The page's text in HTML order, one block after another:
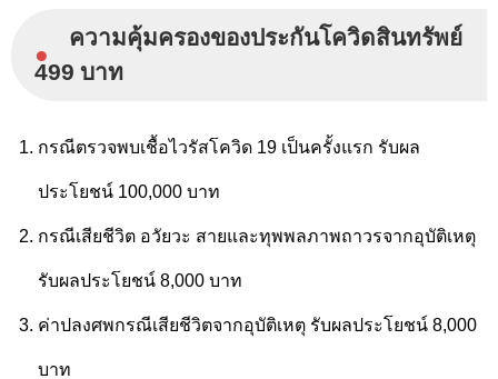
●
ความคุ้มครองของประกันโควิดสินทรัพย์
499 บาท
กรณีตรวจพบเชื้อไวรัสโควิด 19 เป็นครั้งแรก รับผล
ประโยชน์ 100,000 บาท
กรณีเสียชีวิต อวัยวะ สายและทุพพลภาพถาวรจากอุบัติเหตุ
รับผลประโยชน์ 8,000 บาท
ค่าปลงศพกรณีเสียชีวิตจากอุบัติเหตุ รับผลประโยชน์ 8,000
บาท